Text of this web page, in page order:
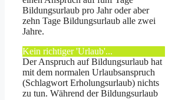
Bildungsurlaub pro Jahr oder aber
zehn Tage Bildungsurlaub alle zwei
Jahre.
Kein richtiger 'Urlaub'...
Der Anspruch auf Bildungsurlaub hat
mit dem normalen Urlaubs­anspruch
(Schlagwort Erholungsurlaub) nichts
zu tun. Während der Bildungsurlaub